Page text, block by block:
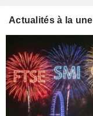
Actualités à la une